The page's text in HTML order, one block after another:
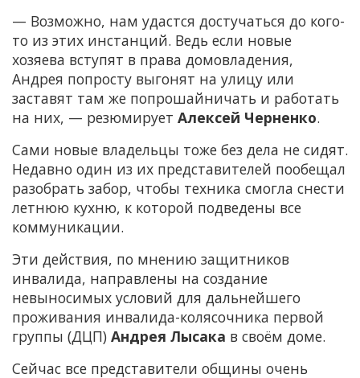
— Возможно, нам удастся достучаться до кого-
то из этих инстанций. Ведь если новые
хозяева вступят в права домовладения,
Андрея попросту выгонят на улицу или
заставят там же попрошайничать и работать
на них, — резюмирует Алексей Черненко.
Сами новые владельцы тоже без дела не сидят.
Недавно один из их представителей пообещал
разобрать забор, чтобы техника смогла снести
летнюю кухню, к которой подведены все
коммуникации.
Эти действия, по мнению защитников
инвалида, направлены на создание
невыносимых условий для дальнейшего
проживания инвалида-колясочника первой
группы (ДЦП) Андрея Лысака в своём доме.
Сейчас все представители общины очень